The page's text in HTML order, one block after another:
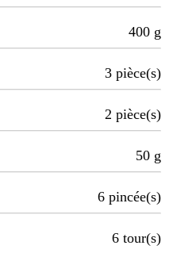
400 g
3 pièce(s)
2 pièce(s)
50 g
6 pincée(s)
6 tour(s)